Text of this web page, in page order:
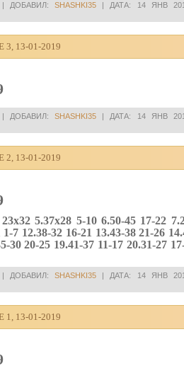
ДОБАВИЛ: SHASHKI35 |ДАТА: 14 ЯНВ
3, 13-01-2019
ДОБАВИЛ: SHASHKI35 |ДАТА: 14 ЯНВ
2, 13-01-2019
5.37x28 5-10 6.50-45 17-22
7 12.38-32 16-21 13.43-38 21-26
30 20-25 19.41-37 11-17 20.31-27
ДОБАВИЛ: SHASHKI35 |ДАТА: 14 ЯНВ
1, 13-01-2019